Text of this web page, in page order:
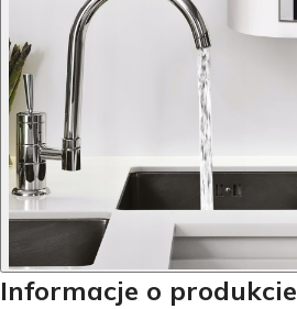
Informacje o produkcie